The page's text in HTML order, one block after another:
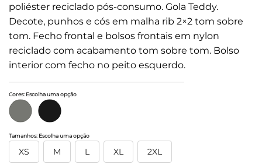
poliéster reciclado pós-consumo. Gola Teddy.
Decote, punhos e cós em malha rib 2×2 tom sobre
tom. Fecho frontal e bolsos frontais em nylon
reciclado com acabamento tom sobre tom. Bolso
interior com fecho no peito esquerdo.
Cores: Escolha uma opção
Tamanhos: Escolha uma opção
XS M L XL 2XL